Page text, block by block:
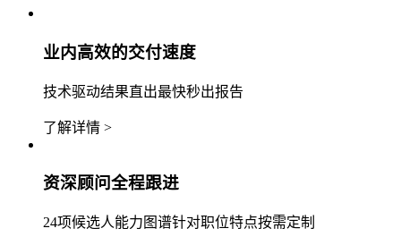
业内高效的交付速度
技术驱动结果直出最快秒出报告
了解详情 >
资深顾问全程跟进
24项候选人能力图谱针对职位特点按需定制